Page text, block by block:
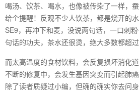
喝汤、饮茶、喝水，也像被传染了一样，
给个提醒！反观不少人饮茶，都是烧开的
SE9，再冲下和麦，没说两句话，一口刺
句话的功夫，茶水还很烫，绝大多数都超过
而太高温度的食材饮料，会反复损坏消化
不断的修复中，会发生基因突变而引起肺
除了读者质疑过小编，但确的确实你去问